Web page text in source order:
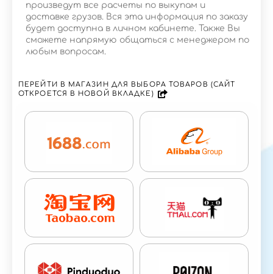
произведут все расчеты по выкупам и
доставке грузов. Вся эта информация по заказу
будет доступна в личном кабинете. Также Вы
сможете напрямую общаться с менеджером по
любым вопросам.
ПЕРЕЙТИ В МАГАЗИН ДЛЯ ВЫБОРА ТОВАРОВ (САЙТ
ОТКРОЕТСЯ В НОВОЙ ВКЛАДКЕ)